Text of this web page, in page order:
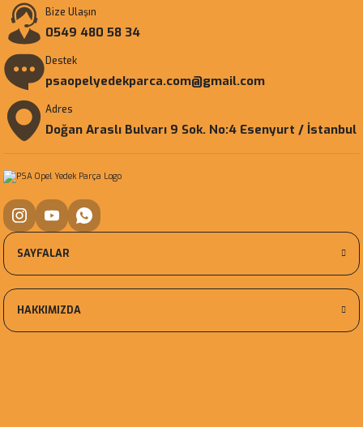
Bize Ulaşın
0549 480 58 34
Destek
psaopelyedekparca.com@gmail.com
Adres
Doğan Araslı Bulvarı 9 Sok. No:4 Esenyurt / İstanbul
SAYFALAR
HAKKIMIZDA